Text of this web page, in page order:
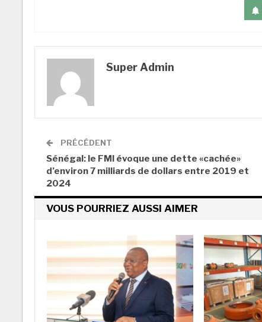
Super Admin
PRÉCÉDENT
Sénégal: le FMI évoque une dette «cachée»
d’environ 7 milliards de dollars entre 2019 et
2024
VOUS POURRIEZ AUSSI AIMER